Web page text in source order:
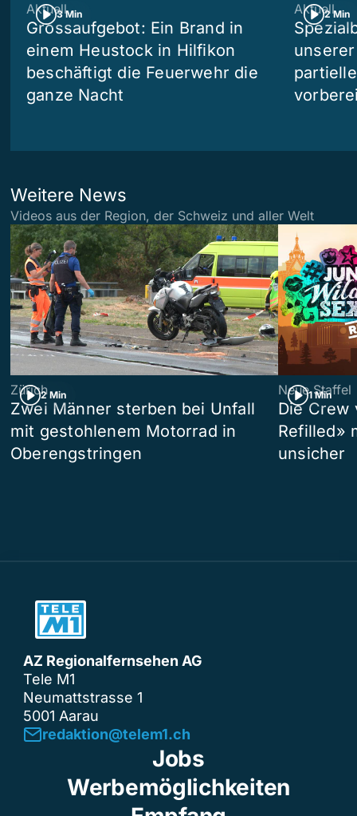
3 Min
Aktuell
Grossaufgebot: Ein Brand in
einem Heustock in Hilfikon
beschäftigt die Feuerwehr die
ganze Nacht
2 Min
Aktuell
Weitere News
Videos aus der Region, der Schweiz und aller Welt
2 Min
Zürich
Zwei Männer sterben bei Unfall
mit gestohlenem Motorrad in
Oberengstringen
1 Min
Neue Staffel
Die Crew
Refilled»
unsicher
AZ Regionalfernsehen AG
Tele M1
Neumattstrasse 1
5001 Aarau
redaktion@telem1.ch
Jobs
Werbemöglichkeiten